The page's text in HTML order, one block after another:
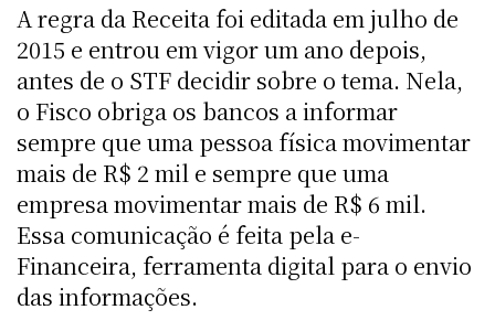
A regra da Receita foi editada em julho de
2015 e entrou em vigor um ano depois,
antes de o STF decidir sobre o tema. Nela,
o Fisco obriga os bancos a informar
sempre que uma pessoa física movimentar
mais de R$ 2 mil e sempre que uma
empresa movimentar mais de R$ 6 mil.
Essa comunicação é feita pela e-
Financeira, ferramenta digital para o envio
das informações.